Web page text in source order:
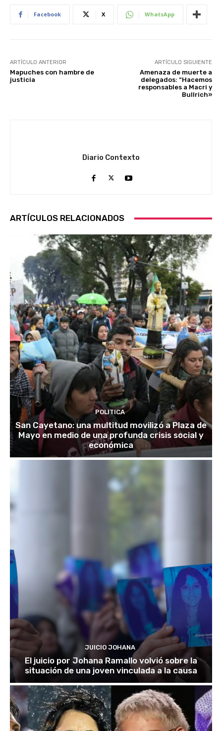
Facebook X WhatsApp
ARTÍCULO ANTERIOR
Mapuches con hambre de
justicia
ARTÍCULO SIGUIENTE
Amenaza de muerte a
delegados: “Hacemos
responsables a Macri y
Bullrich»
Diario Contexto
ARTÍCULOS RELACIONADOS
POLITICA
San Cayetano: una multitud movilizó a Plaza de
Mayo en medio de una profunda crisis social y
económica
JUICIO JOHANA
El juicio por Johana Ramallo volvió sobre la
situación de una joven vinculada a la causa